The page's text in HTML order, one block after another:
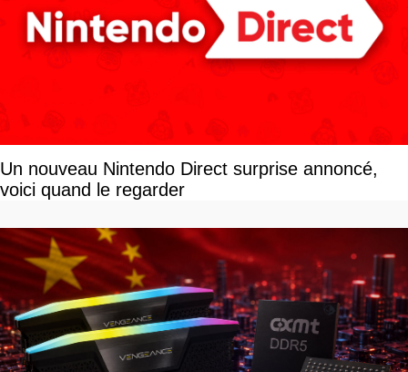
Un nouveau Nintendo Direct surprise annoncé,
voici quand le regarder